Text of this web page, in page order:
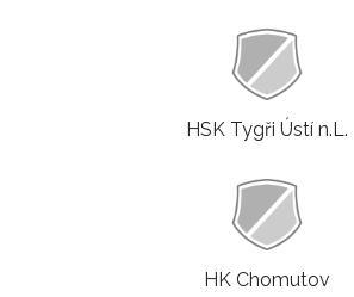
HSK Tygři Ústí n.L.
HK Chomutov